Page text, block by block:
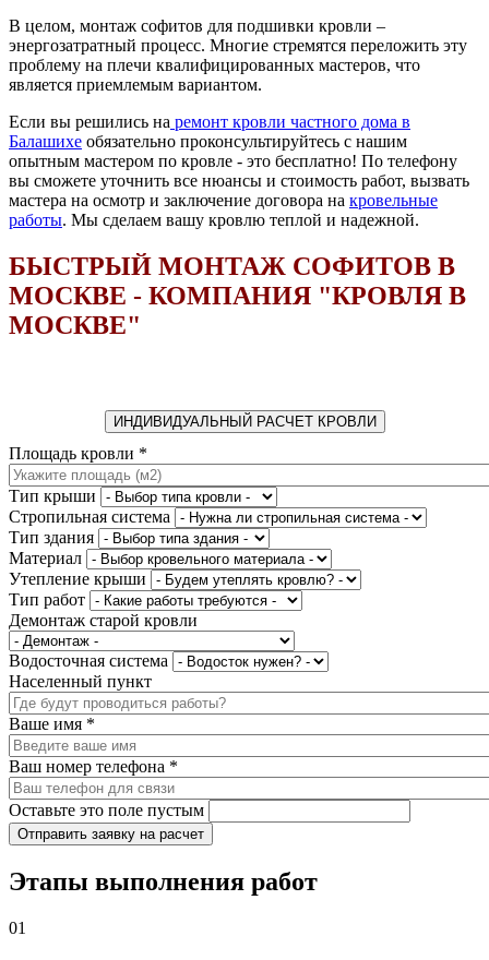
В целом, монтаж софитов для подшивки кровли –
энергозатратный процесс. Многие стремятся переложить эту
проблему на плечи квалифицированных мастеров, что
является приемлемым вариантом.
Если вы решились на ремонт кровли частного дома в
Балашихе обязательно проконсультируйтесь с нашим
опытным мастером по кровле - это бесплатно! По телефону
вы сможете уточнить все нюансы и стоимость работ, вызвать
мастера на осмотр и заключение договора на кровельные
работы. Мы сделаем вашу кровлю теплой и надежной.
БЫСТРЫЙ МОНТАЖ СОФИТОВ В
МОСКВЕ - КОМПАНИЯ "КРОВЛЯ В
МОСКВЕ"
ИНДИВИДУАЛЬНЫЙ РАСЧЕТ КРОВЛИ
Площадь кровли *
Тип крыши
Стропильная система
Тип здания
Материал
Утепление крыши
Тип работ
Демонтаж старой кровли
Водосточная система
Населенный пункт
Ваше имя *
Ваш номер телефона *
Оставьте это поле пустым
Отправить заявку на расчет
Этапы выполнения работ
01